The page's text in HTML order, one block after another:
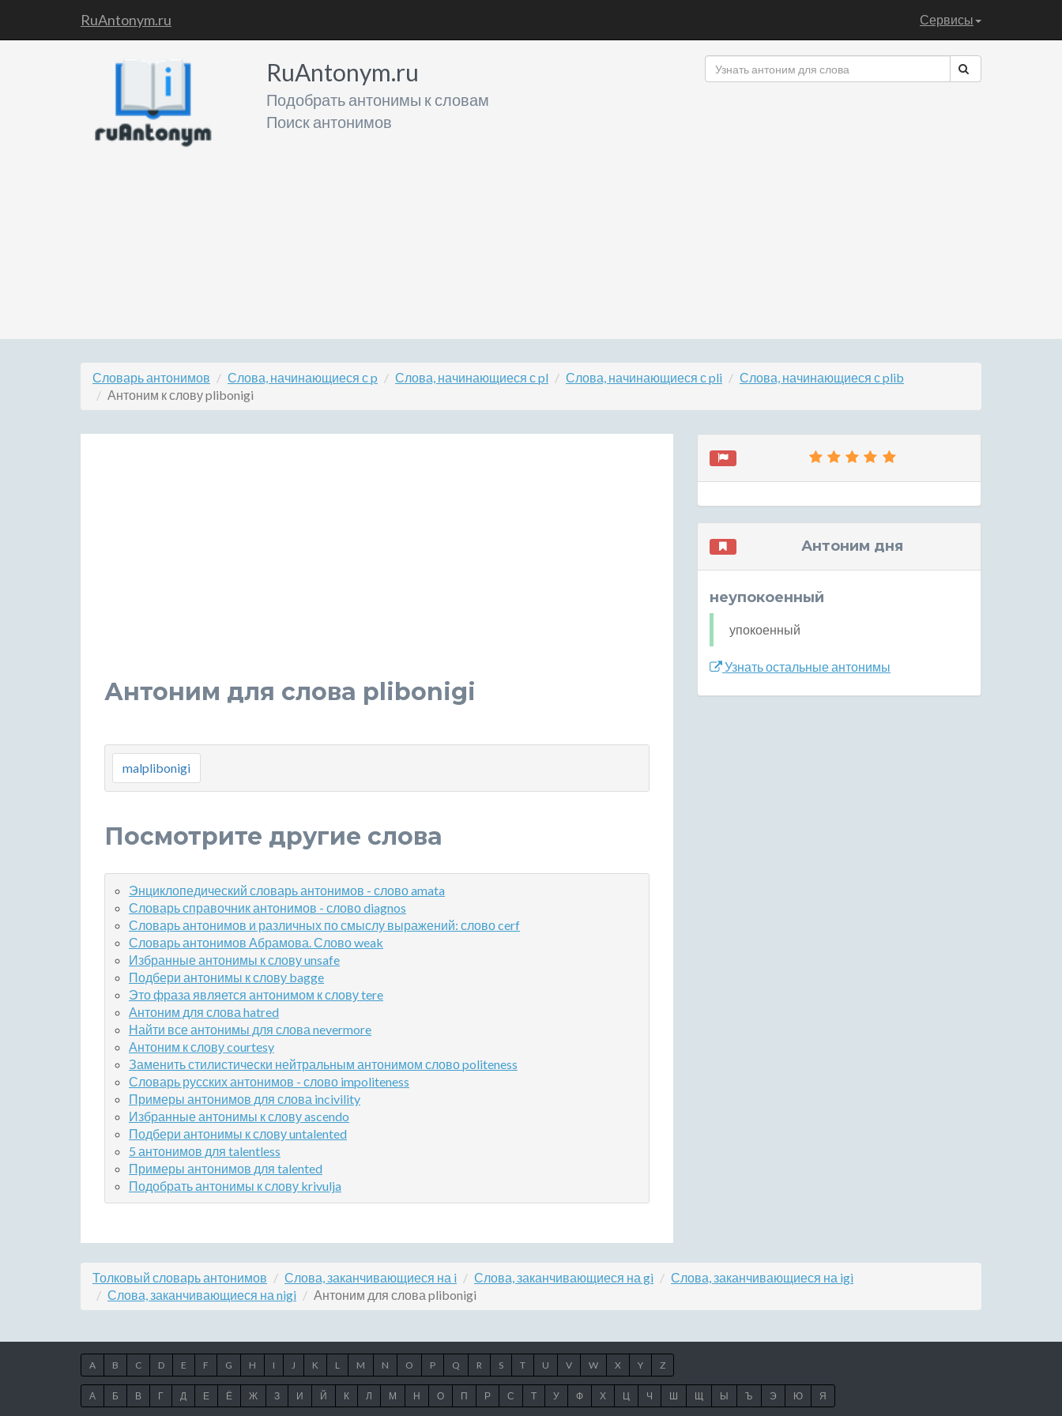
RuAntonym.ru Сервисы
RuAntonym.ru
Подобрать антонимы к словам
Поиск антонимов
Словарь антонимов Слова, начинающиеся с p Слова, начинающиеся с pl Слова, начинающиеся с pli
Слова, начинающиеся с plib
Антоним к слову plibonigi
Антоним для слова plibonigi
malplibonigi
Посмотрите другие слова
Энциклопедический словарь антонимов - слово amata
Словарь справочник антонимов - слово diagnos
Словарь антонимов и различных по смыслу выражений: слово cerf
Словарь антонимов Абрамова. Слово weak
Избранные антонимы к слову unsafe
Подбери антонимы к слову bagge
Это фраза является антонимом к слову tere
Антоним для слова hatred
Найти все антонимы для слова nevermore
Антоним к слову courtesy
Заменить стилистически нейтральным антонимом слово politeness
Словарь русских антонимов - слово impoliteness
Примеры антонимов для слова incivility
Избранные антонимы к слову ascendo
Подбери антонимы к слову untalented
5 антонимов для talentless
Примеры антонимов для talented
Подобрать антонимы к слову krivulja
Антоним дня
неупокоенный
упокоенный
Узнать остальные антонимы
Толковый словарь антонимов Слова, заканчивающиеся на i Слова, заканчивающиеся на gi
Слова, заканчивающиеся на igi
Слова, заканчивающиеся на nigi
Антоним для слова plibonigi
A B C D E F G H I J K L M N O P Q R S T U V W X Y Z
А Б В Г Д Е Ё Ж З И Й К Л М Н О П Р С Т У Ф Х Ц Ч Ш Щ Ы Ъ Э Ю Я